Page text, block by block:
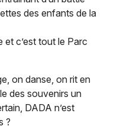
des enfants de la
et c’est tout le Parc
on danse, on rit en
des souvenirs un
DADA n’est
?